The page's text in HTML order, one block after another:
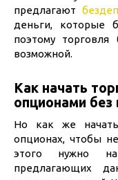
предлагают
деньги, которые
поэтому
возможной.
Как начать
опционами без
Но как же
опционах, чтобы
этого нужно
предлагающих